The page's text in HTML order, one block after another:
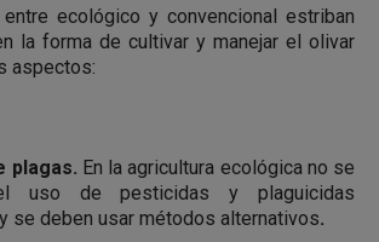
ecológico y convencional estriban
la forma de cultivar y manejar el olivar
aspectos:
plagas. En la agricultura ecológica no se
uso de pesticidas y plaguicidas
se deben usar métodos alternativos.